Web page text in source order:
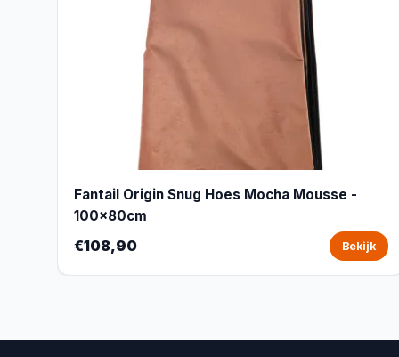
Fantail Origin Snug Hoes Mocha Mousse -
100x80cm
€108,90 Bekijk